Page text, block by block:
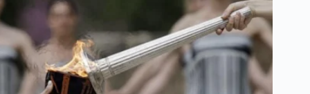
ッ
プ